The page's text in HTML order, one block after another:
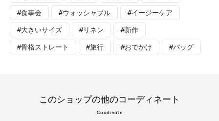
#食事会 #ウォッシャブル #イージーケア
#大きいサイズ #リネン #新作
#骨格ストレート #旅行 #おでかけ #バッグ
このショップの他のコーディネート
Coodinate